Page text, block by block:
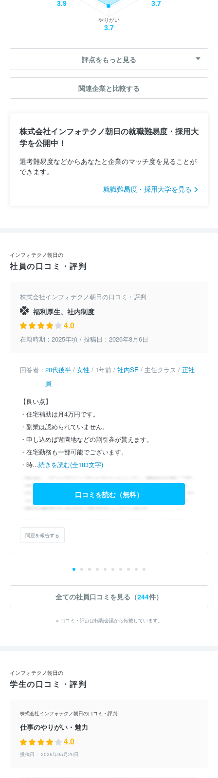
3.7
やりがい
3.7
3.9
評点をもっと見る
関連企業と比較する
株式会社インフォテクノ朝日の就職難易度・採用大
学を公開中！
選考難易度などからあなたと企業のマッチ度を見ることが
できます。
就職難易度・採用大学を見る
インフォテクノ朝日の
社員の口コミ・評判
株式会社インフォテクノ朝日の口コミ・評判
福利厚生、社内制度
4.0
在籍時期：2025年頃 / 投稿日：2026年8月6日
回答者： 20代後半 / 女性 / 1年前 / 社内SE / 主任クラス / 正社
員
【良い点】
・住宅補助は月4万円です。
・副業は認められていません。
・申し込めば遊園地などの割引券が貰えます。
・在宅勤務も一部可能でございます。
・時...続きを読む(全183文字)
口コミを読む（無料）
問題を報告する
全ての社員口コミを見る（244件）
※ 口コミ・評点は転職会議から転載しています。
インフォテクノ朝日の
学生の口コミ・評判
株式会社インフォテクノ朝日の口コミ・評判
仕事のやりがい・魅力
4.0
投稿日： 2026年05月20日